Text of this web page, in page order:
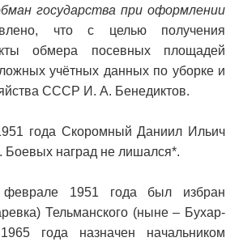
государства при оформлении
что с целью получения
обмера посевных площадей
учётных данных по уборке и
СССР И. А. Бенедиктов.
года Скоромный Даниил Ильич
Боевых наград не лишался*.
феврале 1951 года был избран
Тельманского (ныне – Бухар-
года назначен начальником